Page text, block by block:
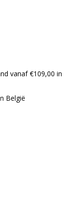
vanaf €109,00 in
België